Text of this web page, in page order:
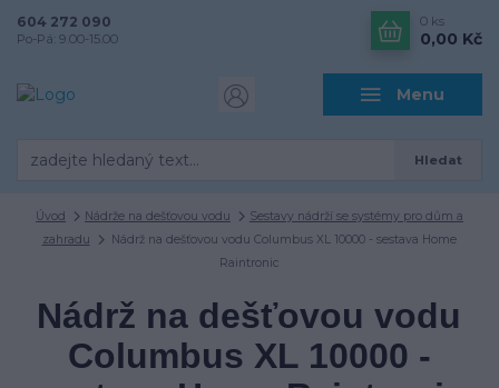
Menu
Hledat
604 272 090
Po-Pá: 9.00-15.00
0 ks
0,00 Kč
Úvod Nádrže na dešťovou vodu
Sestavy nádrží se systémy pro dům a
zahradu
Nádrž na dešťovou vodu Columbus XL 10000 - sestava Home
Raintronic
Nádrž na dešťovou vodu
Columbus XL 10000 -